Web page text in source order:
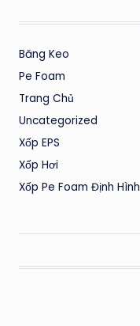
Băng Keo
Pe Foam
Trang Chủ
Uncategorized
Xốp EPS
Xốp Hơi
Xốp Pe Foam Định Hình